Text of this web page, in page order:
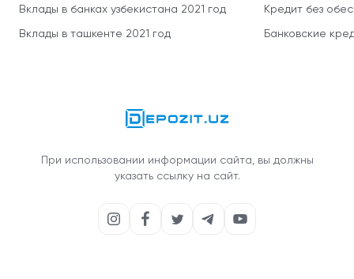
Вклады в банках узбекистана 2021 год
Вклады в ташкенте 2021 год
Кредит без
Банковские
При использовании информации сайта, вы должны
указать ссылку на сайт.